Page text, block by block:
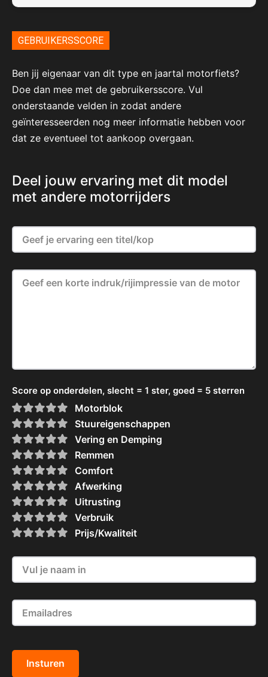
GEBRUIKERSSCORE
Ben jij eigenaar van dit type en jaartal motorfiets?
Doe dan mee met de gebruikersscore. Vul
onderstaande velden in zodat andere
geïnteresseerden nog meer informatie hebben voor
dat ze eventueel tot aankoop overgaan.
Deel jouw ervaring met dit model
met andere motorrijders
Score op onderdelen, slecht = 1 ster, goed = 5 sterren
Motorblok
Stuureigenschappen
Vering en Demping
Remmen
Comfort
Afwerking
Uitrusting
Verbruik
Prijs/Kwaliteit
Insturen